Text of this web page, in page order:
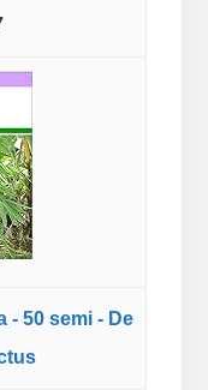
- 50 semi - De